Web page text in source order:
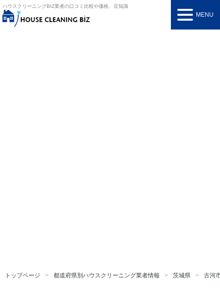
ハウスクリーニングBIZ業者の口コミ比較や価格、豆知識
MENU
トップページ 都道府県別ハウスクリーニング業者情報 茨城県 古河